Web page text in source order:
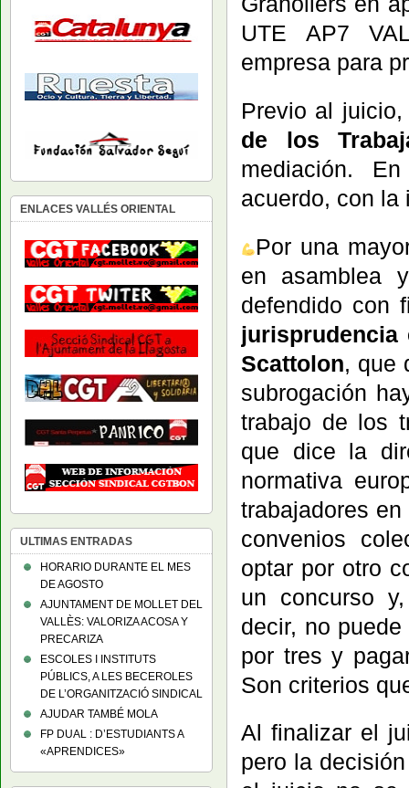
UTE AP7
empresa para
Previo al
de los
mediación.
acuerdo, con la
Por una
en asamblea
defendido con
jurisprudencia
Scattolon, que
subrogación
trabajo de los
que dice la
normativa
trabajadores
convenios
optar por otro
un concurso
decir, no
por tres y
Son criterios
Al finalizar el
pero la
ENLACES VALLÉS ORIENTAL
ULTIMAS ENTRADAS
HORARIO DURANTE EL MES
DE AGOSTO
AJUNTAMENT DE MOLLET DEL
VALLÈS: VALORIZA ACOSA Y
PRECARIZA
ESCOLES I INSTITUTS
PÚBLICS, A LES BECEROLES
DE L’ORGANITZACIÓ SINDICAL
AJUDAR TAMBÉ MOLA
FP DUAL : D’ESTUDIANTS A
«APRENDICES»